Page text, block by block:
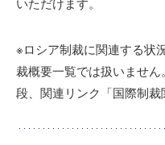
いただけます。
※ロシア制裁に関連する状
裁概要一覧では扱いませ
段、関連リンク「国際制